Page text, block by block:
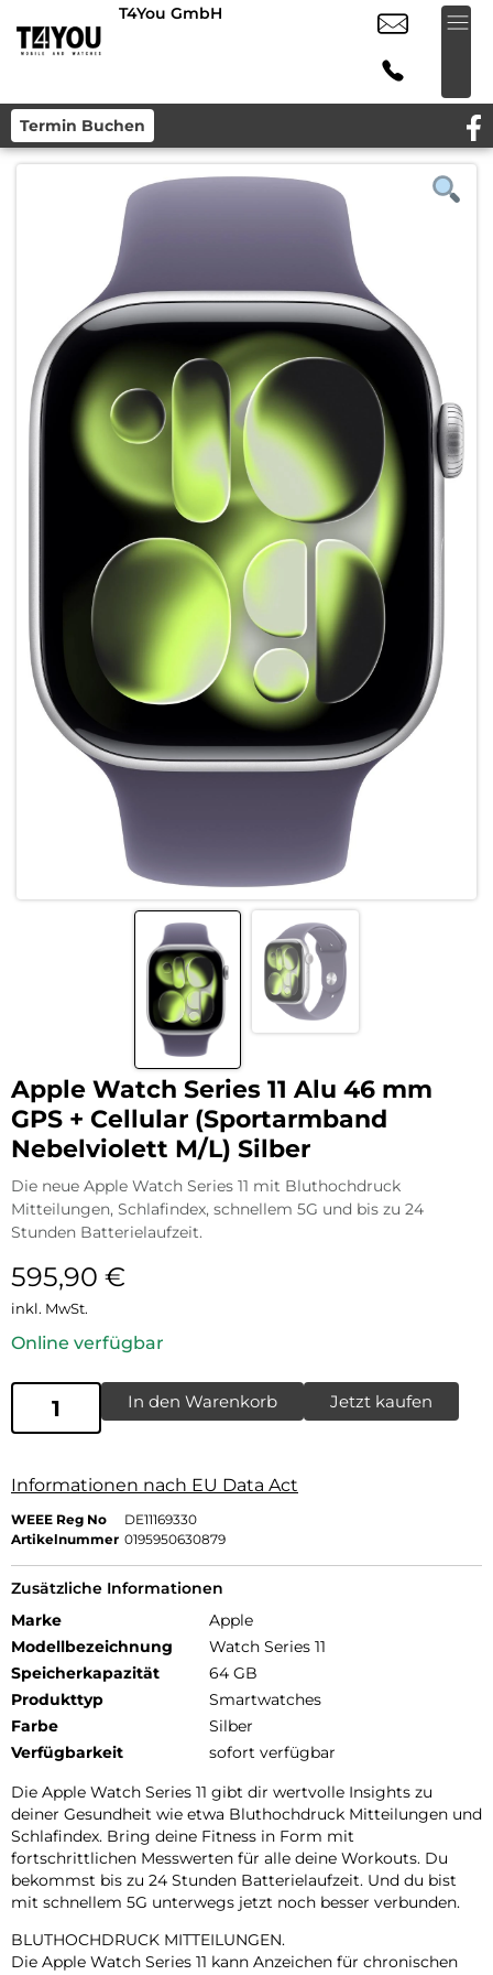
T4You GmbH
Termin Buchen
Apple Watch Series 11 Alu 46 mm
GPS + Cellular (Sportarmband
Nebelviolett M/L) Silber
Die neue Apple Watch Series 11 mit Bluthochdruck
Mitteilungen, Schlafindex, schnellem 5G und bis zu 24
Stunden Batterielaufzeit.
595,90 €
inkl. MwSt.
Online verfügbar
In den Warenkorb Jetzt kaufen
Informationen nach EU Data Act
WEEE Reg No
DE11169330
Artikelnummer 0195950630879
Zusätzliche Informationen
Marke
Apple
Modellbezeichnung
Watch Series 11
Speicherkapazität
64 GB
Produkttyp
Smartwatches
Farbe
Silber
Verfügbarkeit
sofort verfügbar
Die Apple Watch Series 11 gibt dir wertvolle Insights zu
deiner Gesundheit wie etwa Bluthochdruck Mitteilungen und
Schlafindex. Bring deine Fitness in Form mit
fortschrittlichen Messwerten für alle deine Workouts. Du
bekommst bis zu 24 Stunden Batterielaufzeit. Und du bist
mit schnellem 5G unterwegs jetzt noch besser verbunden.
BLUTHOCHDRUCK MITTEILUNGEN.
Die Apple Watch Series 11 kann Anzeichen für chronischen